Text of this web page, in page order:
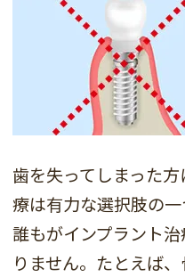
歯を失ってしまった
療は有力な選択肢の一
誰もがインプラント
りません。たとえば